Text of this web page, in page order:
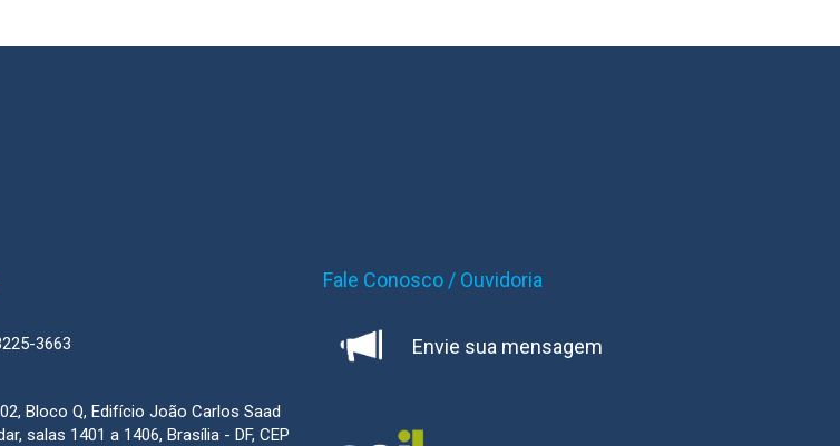
3663
Bloco Q, Edifício João Carlos Saad
salas 1401 a 1406, Brasília - DF, CEP
Fale Conosco / Ouvidoria
Envie sua mensagem